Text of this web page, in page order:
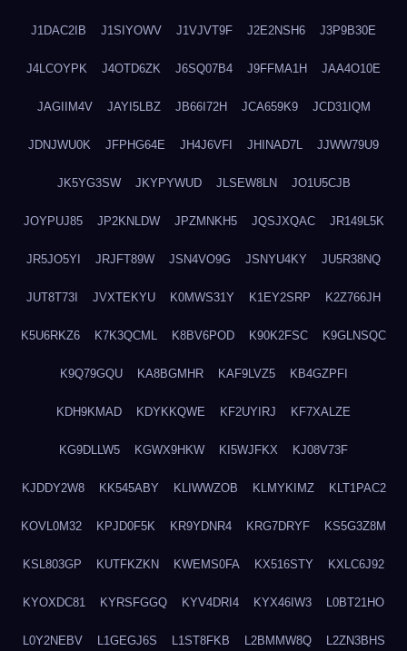
J1DAC2IB J1SIYOWV J1VJVT9F J2E2NSH6 J3P9B30E
J4LCOYPK J4OTD6ZK J6SQ07B4 J9FFMA1H JAA4O10E
JAGIIM4V JAYI5LBZ JB66I72H JCA659K9 JCD31IQM
JDNJWU0K JFPHG64E JH4J6VFI JHINAD7L JJWW79U9
JK5YG3SW JKYPYWUD JLSEW8LN JO1U5CJB
JOYPUJ85 JP2KNLDW JPZMNKH5 JQSJXQAC JR149L5K
JR5JO5YI JRJFT89W JSN4VO9G JSNYU4KY JU5R38NQ
JUT8T73I JVXTEKYU K0MWS31Y K1EY2SRP K2Z766JH
K5U6RKZ6 K7K3QCML K8BV6POD K90K2FSC K9GLNSQC
K9Q79GQU KA8BGMHR KAF9LVZ5 KB4GZPFI
KDH9KMAD KDYKKQWE KF2UYIRJ KF7XALZE
KG9DLLW5 KGWX9HKW KI5WJFKX KJ08V73F
KJDDY2W8 KK545ABY KLIWWZOB KLMYKIMZ KLT1PAC2
KOVL0M32 KPJD0F5K KR9YDNR4 KRG7DRYF KS5G3Z8M
KSL803GP KUTFKZKN KWEMS0FA KX516STY KXLC6J92
KYOXDC81 KYRSFGGQ KYV4DRI4 KYX46IW3 L0BT21HO
L0Y2NEBV L1GEGJ6S L1ST8FKB L2BMMW8Q L2ZN3BHS